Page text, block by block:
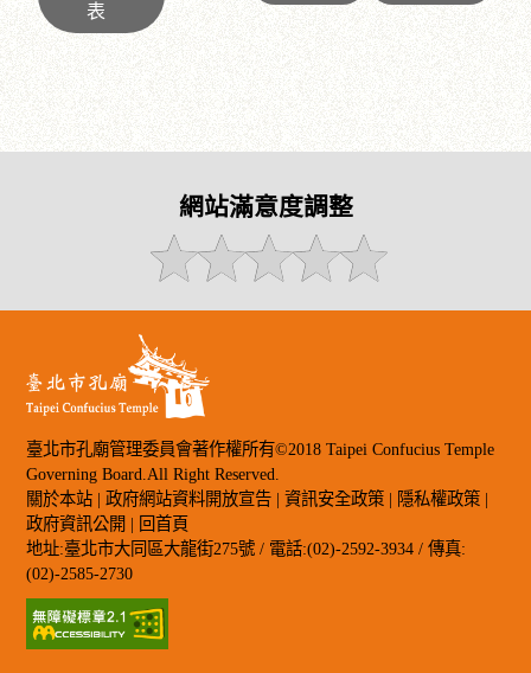
表
網站滿意度調整
臺北市孔廟管理委員會著作權所有©2018 Taipei Confucius Temple
Governing Board.All Right Reserved.
關於本站 | 政府網站資料開放宣告 |資訊安全政策 | 隱私權政策 |
政府資訊公開 | 回首頁
地址:臺北市大同區大龍街275號 / 電話:(02)-2592-3934 / 傳真:
(02)-2585-2730